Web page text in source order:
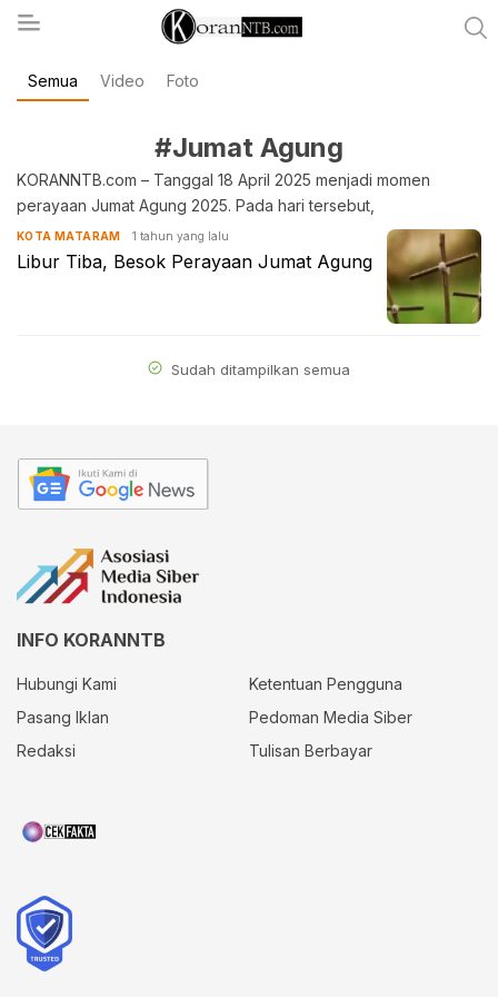
koranntb.com
Semua Video Foto
#Jumat Agung
KORANNTB.com – Tanggal 18 April 2025 menjadi momen
perayaan Jumat Agung 2025. Pada hari tersebut,
KOTA MATARAM 1 tahun yang lalu
Libur Tiba, Besok Perayaan Jumat Agung
Sudah ditampilkan semua
INFO KORANNTB
Hubungi Kami
Ketentuan Pengguna
Pasang Iklan
Pedoman Media Siber
Redaksi
Tulisan Berbayar